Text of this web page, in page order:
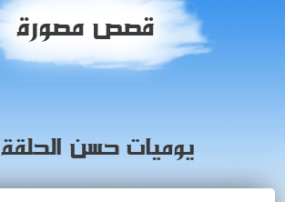
قصص مصورة
يوميات حسن الحلقة 81